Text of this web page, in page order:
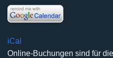
iCal
Online-Buchungen sind für